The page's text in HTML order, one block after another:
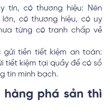
tín, có thương hiệu: Nên
có thương hiệu, có uy
từng có tranh chấp về
gửi tiền tiết kiệm an toàn:
tiết kiệm tại quầy để có sổ
tin minh bạch.
hàng phá sản thì